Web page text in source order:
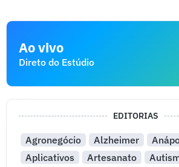
Ao vivo
Direto do Estúdio
EDITORIAS
Agronegócio Alzheimer
Aplicativos
Artesanato